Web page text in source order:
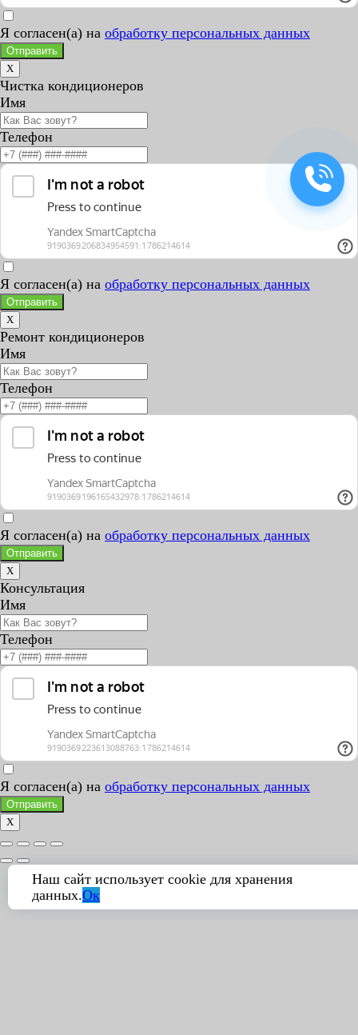
Я согласен(а) на обработку персональных данных
Отправить
X
Чистка кондиционеров
Имя
Телефон
Я согласен(а) на обработку персональных данных
Отправить
X
Ремонт кондиционеров
Имя
Телефон
Я согласен(а) на обработку персональных данных
Отправить
X
Консультация
Имя
Телефон
Я согласен(а) на обработку персональных данных
Отправить
X
Наш сайт использует cookie для хранения
данных.Ок